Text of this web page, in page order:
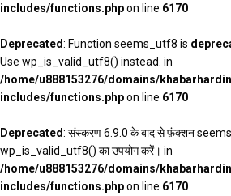
includes/functions.phpon line 6170
Deprecated: Function seems_utf8 is
Use wp_is_valid_utf8() instead. in
/home/u888153276/domains/
includes/functions.phpon line 6170
Deprecated: संस्करण 6.9.0 के बाद से फ़ंक्शन
wp_is_valid_utf8() का उपयोग करें। in
/home/u888153276/domains/
includes/functions.phpon line 6170